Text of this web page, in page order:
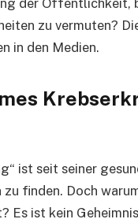
zu vermuten?
in den Medien.
ist seit seiner
finden. Doch
ist kein